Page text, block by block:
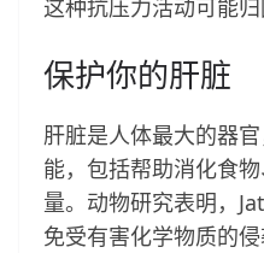
这种抗压力活动可能归
保护你的肝脏
肝脏是人体最大的器
能，包括帮助消化食
量。动物研究表明，
免受有害化学物质的